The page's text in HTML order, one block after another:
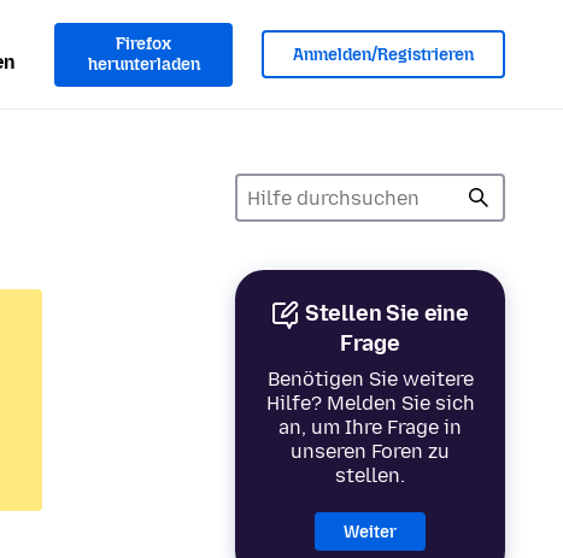
Firefox
herunterladen
Anmelden/Registrieren
Stellen Sie eine
Frage
Benötigen Sie weitere
Hilfe? Melden Sie sich
an, um Ihre Frage in
unseren Foren zu
stellen.
Weiter